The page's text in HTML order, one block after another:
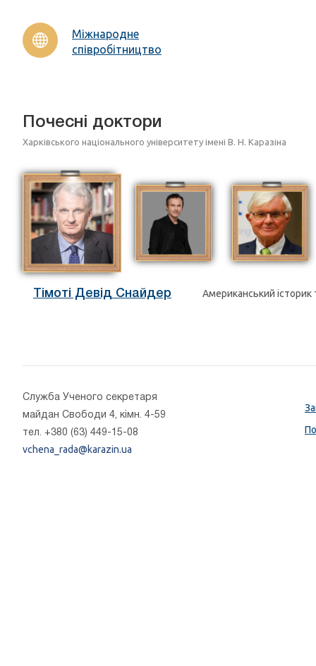
Міжнародне
співробітництво
Почесні доктори
Харківського національного університету імені В. Н. Каразіна
Тімоті Девід Снайдер Американський
Cлужба Ученого секретаря
майдан Свободи 4, кімн. 4-59
тел. +380 (63) 449-15-08
vchena_rada@karazin.ua